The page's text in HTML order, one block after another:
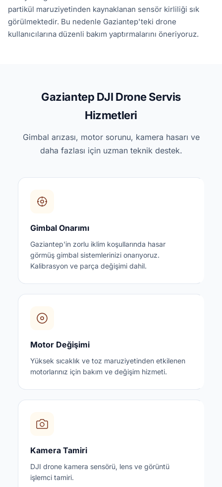
partikül maruziyetinden kaynaklanan sensör kirliliği sık
görülmektedir. Bu nedenle Gaziantep'teki drone
kullanıcılarına düzenli bakım yaptırmalarını öneriyoruz.
Gaziantep DJI Drone Servis
Hizmetleri
Gimbal arızası, motor sorunu, kamera hasarı ve
daha fazlası için uzman teknik destek.
Gimbal Onarımı
Gaziantep'in zorlu iklim koşullarında hasar
görmüş gimbal sistemlerinizi onarıyoruz.
Kalibrasyon ve parça değişimi dahil.
Motor Değişimi
Yüksek sıcaklık ve toz maruziyetinden etkilenen
motorlarınız için bakım ve değişim hizmeti.
Kamera Tamiri
DJI drone kamera sensörü, lens ve görüntü
işlemci tamiri.